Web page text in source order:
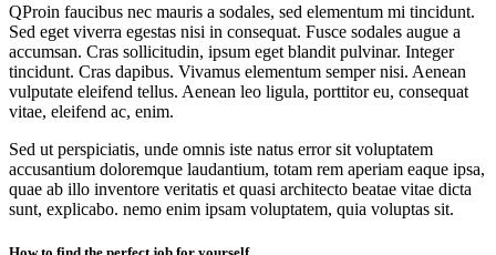
QProin faucibus nec mauris a sodales, sed elementum mi tincidunt.
Sed eget viverra egestas nisi in consequat. Fusce sodales augue a
accumsan. Cras sollicitudin, ipsum eget blandit pulvinar. Integer
tincidunt. Cras dapibus. Vivamus elementum semper nisi. Aenean
vulputate eleifend tellus. Aenean leo ligula, porttitor eu, consequat
vitae, eleifend ac, enim.
Sed ut perspiciatis, unde omnis iste natus error sit voluptatem
accusantium doloremque laudantium, totam rem aperiam eaque ipsa,
quae ab illo inventore veritatis et quasi architecto beatae vitae dicta
sunt, explicabo. nemo enim ipsam voluptatem, quia voluptas sit.